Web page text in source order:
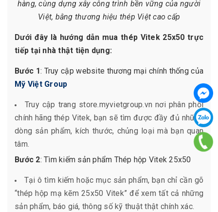
hàng, cùng dựng xây công trình bền vững của người
Việt, bằng thương hiệu thép Việt cao cấp
Dưới đây là hướng dẫn mua thép Vitek 25x50 trực
tiếp tại nhà thật tiện dụng:
Bước 1: Truy cập website thương mại chính thống của
Mỹ Việt Group
Truy cập trang store.myvietgroup.vn nơi phân phối
chính hãng thép Vitek, bạn sẽ tìm được đầy đủ những
dòng sản phẩm, kích thước, chủng loại mà bạn quan
tâm.
Bước 2: Tìm kiếm sản phẩm Thép hộp Vitek 25x50
Tại ô tìm kiếm hoặc mục sản phẩm, bạn chỉ cần gõ
“thép hộp mạ kẽm 25x50 Vitek” để xem tất cả những
sản phẩm, báo giá, thông số kỹ thuật thật chính xác.